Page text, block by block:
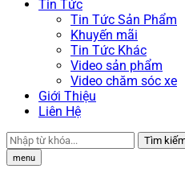
Tin Tức
Tin Tức Sản Phẩm
Khuyến mãi
Tin Tức Khác
Video sản phẩm
Video chăm sóc xe
Giới Thiệu
Liên Hệ
Tìm
menu